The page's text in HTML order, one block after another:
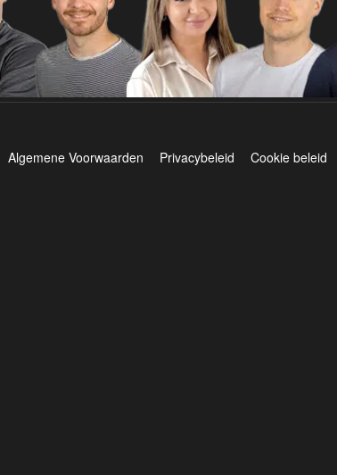
Algemene Voorwaarden Privacybeleid Cookie beleid